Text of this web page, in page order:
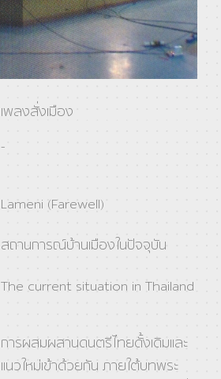
เพลงสั่งเมือง
-
Lameni (Farewell)
สถานการณ์บ้านเมืองในปัจจุบัน
The current situation in Thailand
การผสมผสานดนตรีไทยดั้งเดิมและ
แนวใหม่เข้าด้วยกัน ภายใต้บทพระ